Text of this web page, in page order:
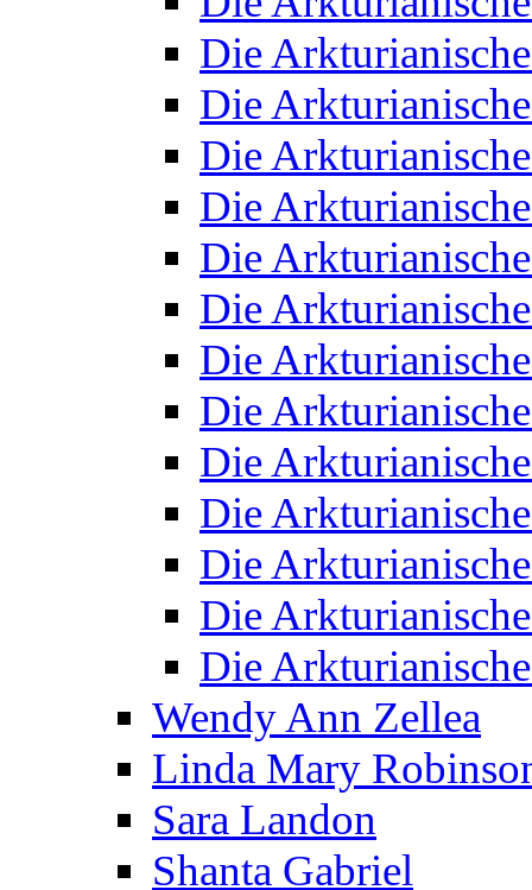
Die
Die
Die
Die
Die
Die
Die
Die
Die
Die
Die
Die
Die
Wendy Ann Zellea
Linda Mary
Sara Landon
Shanta Gabriel